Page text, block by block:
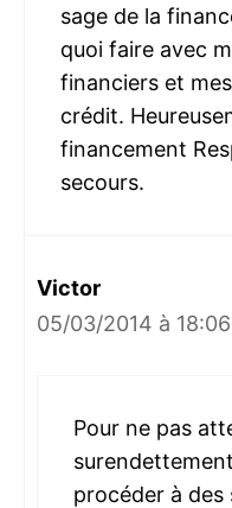
sage de la
quoi faire avec
financiers et
crédit.
financement
secours.
Victor
05/03/2014 à 18:06
Pour ne pas
procéder à des